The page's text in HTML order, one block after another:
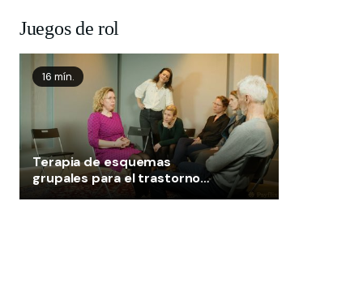
Juegos de rol
16 mín.
Terapia de esquemas
grupales para el trastorno
de personalidad del grupo C